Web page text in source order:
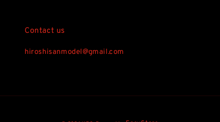
Contact us
hiroshisanmodel@gmail.com